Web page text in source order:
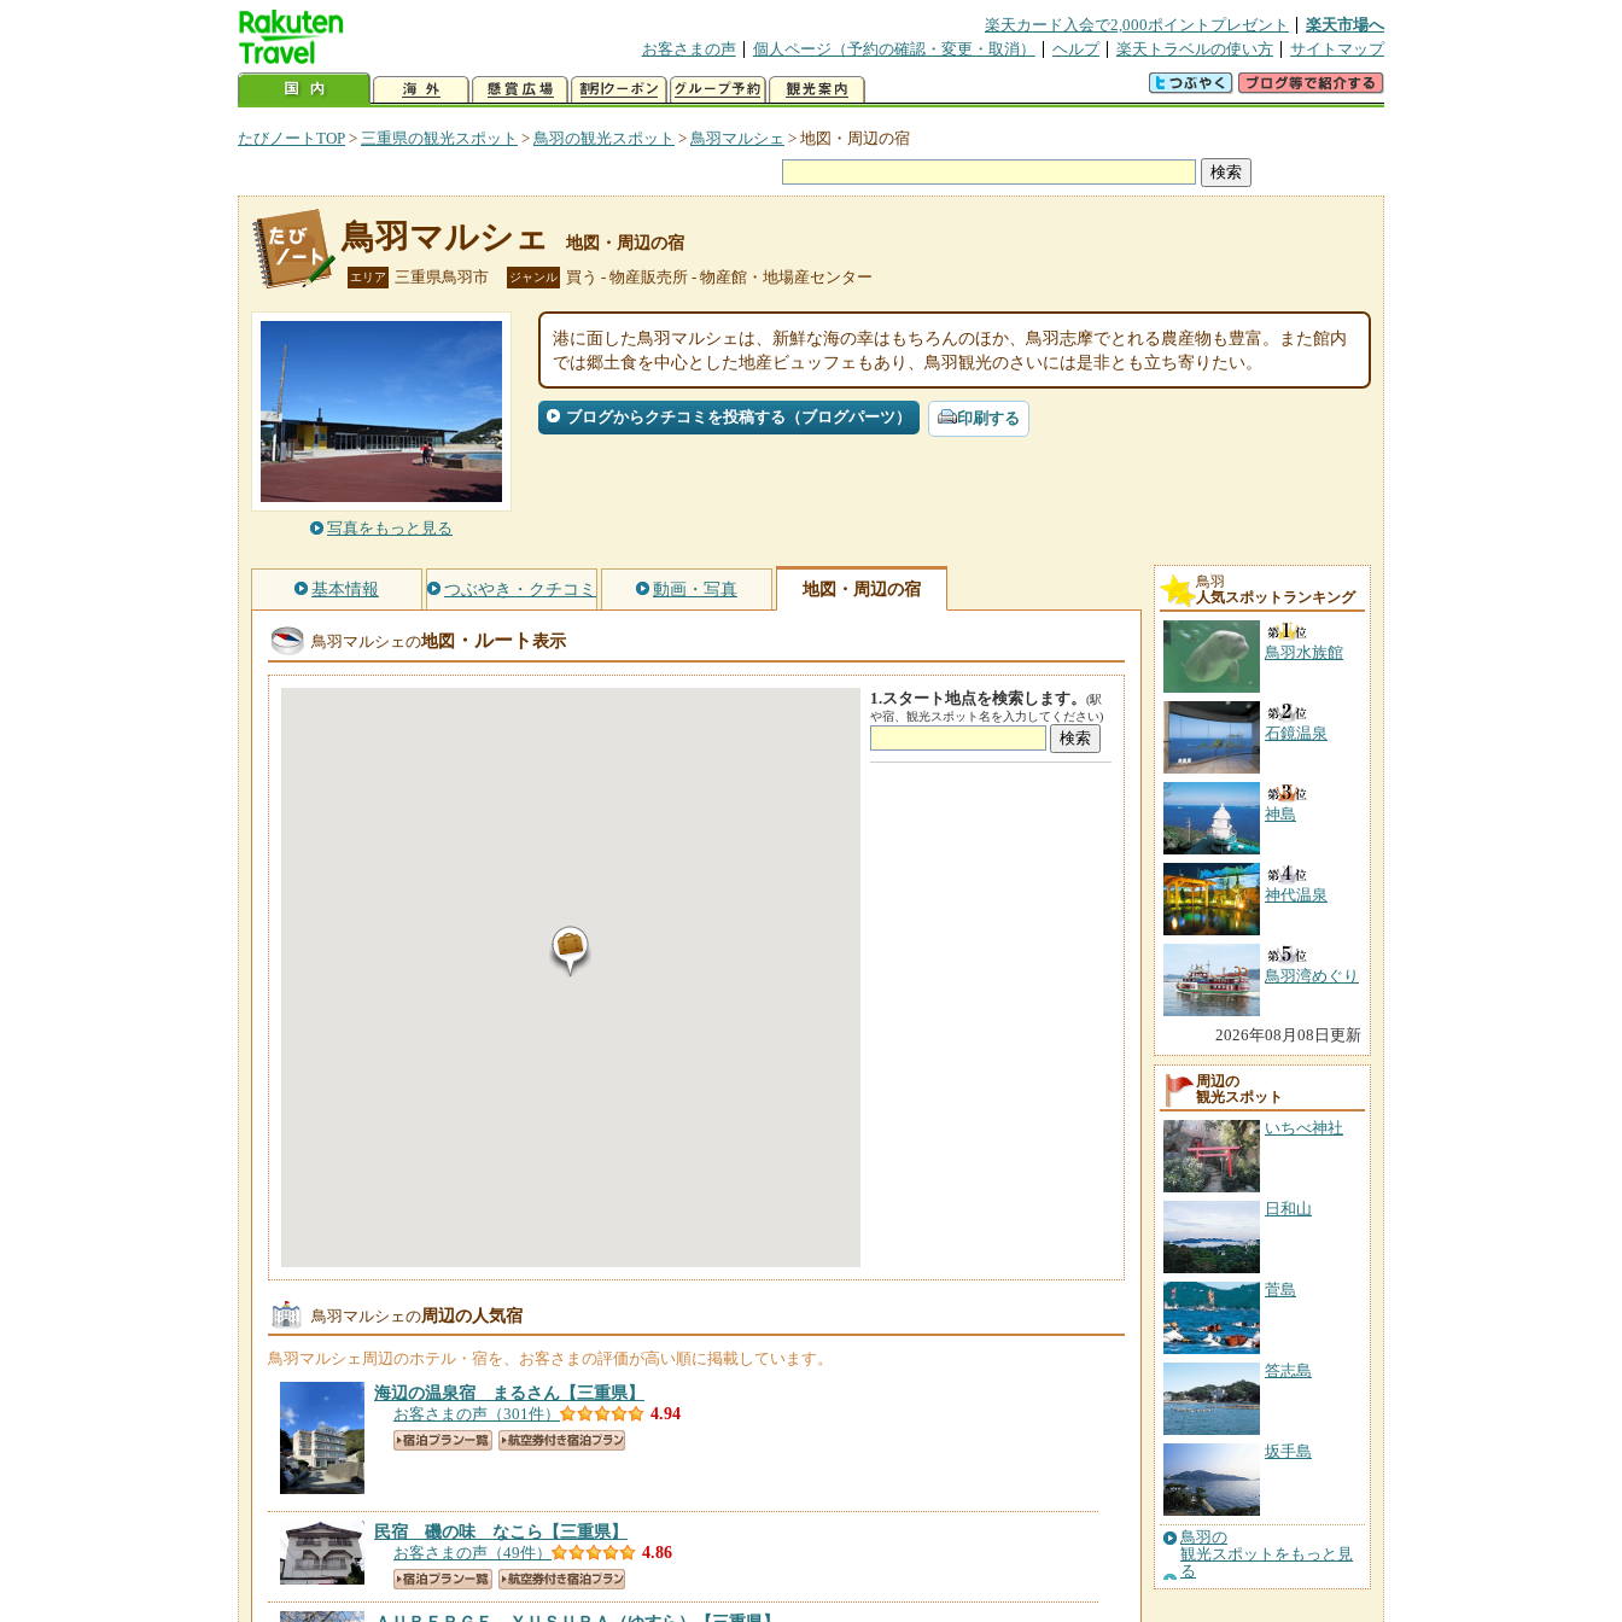
楽天カード入会で2,000ポイントプレゼント
楽天市場へ
お客さまの声
個人ページ（予約の確認・変更・取消） ヘルプ 楽天トラベルの使い方 サイトマップ
たびノートTOP > 三重県の観光スポット > 鳥羽の観光スポット > 鳥羽マルシェ > 地図・周辺の宿
鳥羽マルシェ 地図・周辺の宿
エリア 三重県鳥羽市 ジャンル 買う - 物産販売所 - 物産館・地場産センター
写真をもっと見る
港に面した鳥羽マルシェは、新鮮な海の幸はもちろんのほか、鳥羽志摩でとれる農産物も豊富。また館内
では郷土食を中心とした地産ビュッフェもあり、鳥羽観光のさいには是非とも立ち寄りたい。
ブログからクチコミを投稿する（ブログパーツ） 印刷する
基本情報 つぶやき・クチコミ 動画・写真 地図・周辺の宿
鳥羽マルシェの地図 ・ルート表示
1.スタート地点を検索します。
(駅
や宿、観光スポット名を入力してください)
鳥羽マルシェの周辺の人気宿
鳥羽マルシェ 周辺のホテル・宿を、お客さまの評価が高い順に掲載しています。
海辺の温泉宿 まるさん 【三重県】
お客さまの声（301件） 4.94
民宿 磯の味 なこら 【三重県】
お客さまの声（49件） 4.86
鳥羽
人気スポットランキング
鳥羽水族館
石鏡温泉
神島
神代温泉
鳥羽湾めぐり
2026年08月08日更新
周辺の
観光スポット
いちべ神社
日和山
菅島
答志島
坂手島
鳥羽の
観光スポットをもっと見
る